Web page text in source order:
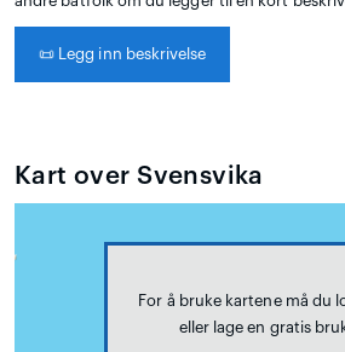
📜 Legg inn beskrivelse
Kart over Svensvika
For å bruke kartene må du
eller lage en gratis